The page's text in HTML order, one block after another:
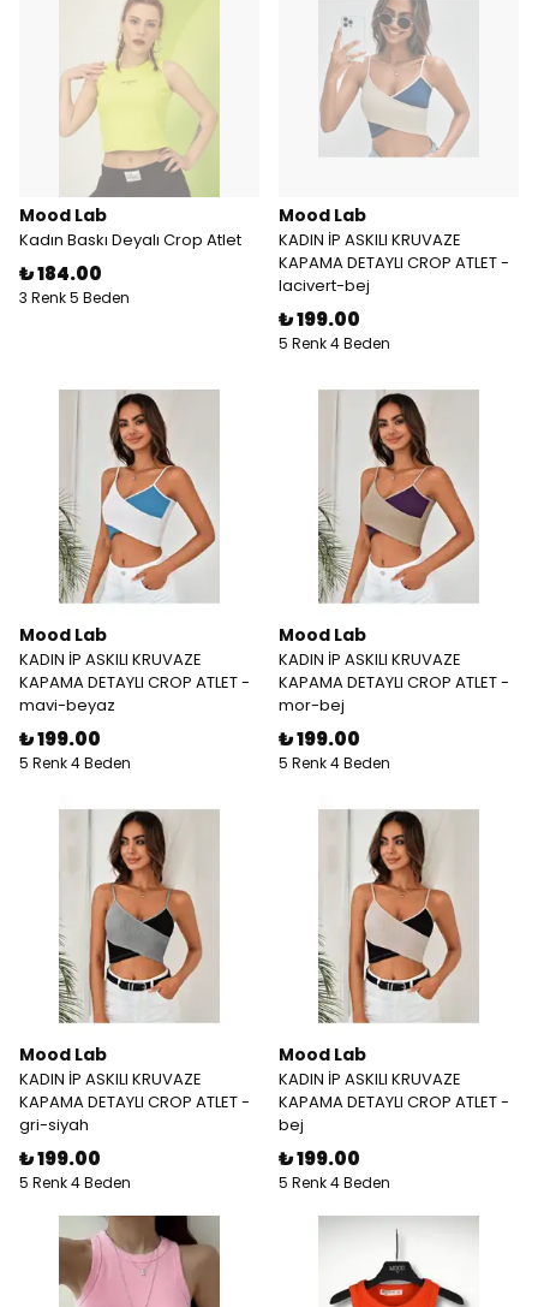
Mood Lab
Kadın Baskı Deyalı Crop Atlet
₺ 184.00
3 Renk 5 Beden
Mood Lab
KADIN İP ASKILI KRUVAZE
KAPAMA DETAYLI CROP ATLET -
lacivert-bej
₺ 199.00
5 Renk 4 Beden
Mood Lab
KADIN İP ASKILI KRUVAZE
KAPAMA DETAYLI CROP ATLET -
mavi-beyaz
₺ 199.00
5 Renk 4 Beden
Mood Lab
KADIN İP ASKILI KRUVAZE
KAPAMA DETAYLI CROP ATLET -
mor-bej
₺ 199.00
5 Renk 4 Beden
Mood Lab
KADIN İP ASKILI KRUVAZE
KAPAMA DETAYLI CROP ATLET -
gri-siyah
₺ 199.00
5 Renk 4 Beden
Mood Lab
KADIN İP ASKILI KRUVAZE
KAPAMA DETAYLI CROP ATLET -
bej
₺ 199.00
5 Renk 4 Beden